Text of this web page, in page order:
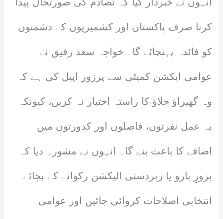
کرنا صرف پاکستان اور کشمیریوں کے دشمنوں
کو فائدہ پہنچائے گا۔ خواجہ سعد رفیق نے
عوامی ایکشن کمیٹی سے پرزور اپیل کی ہے کہ
وہ گھیراؤ جلاؤ کا راستہ اختیار نہ کریں، کیونکہ
یہ عمل نفرتوں، فاصلوں اور کدورتوں میں
اضافے کا باعث بنے گا۔ انہوں نے مشورہ دیا کہ
بزورِ بازو یا زبردستی الیکشن رکوانے کے بجائے
انتخابی اصلاحات کروائی جائیں اور عوامی